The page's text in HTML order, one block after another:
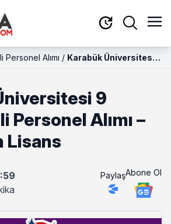
Personel Alımı / Karabük Üniversitesi
Lisans 9
Personel Alımı –
Lisans
PaylaşAbone Ol